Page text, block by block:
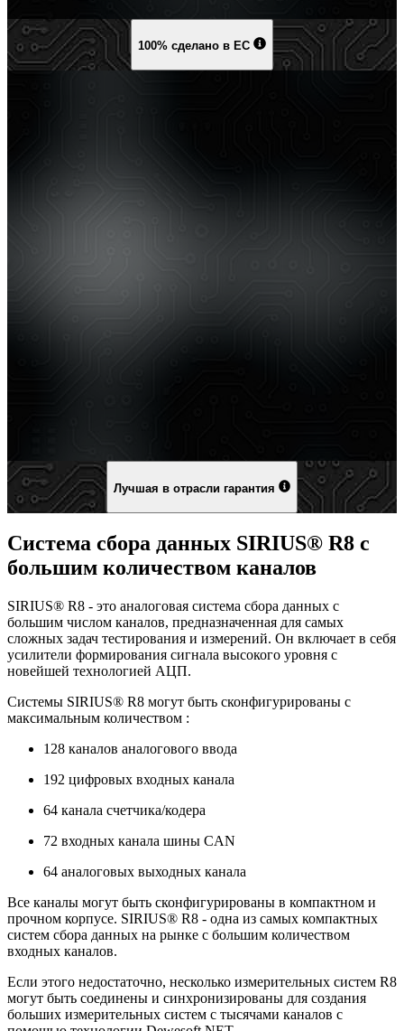
100% сделано в ЕС
Лучшая в отрасли гарантия
Система сбора данных SIRIUS® R8 с
большим количеством каналов
SIRIUS® R8 - это аналоговая система сбора данных с
большим числом каналов, предназначенная для самых
сложных задач тестирования и измерений. Он включает в себя
усилители формирования сигнала высокого уровня с
новейшей технологией АЦП.
Системы SIRIUS® R8 могут быть сконфигурированы с
максимальным количеством :
128 каналов аналогового ввода
192 цифровых входных канала
64 канала счетчика/кодера
72 входных канала шины CAN
64 аналоговых выходных канала
Все каналы могут быть сконфигурированы в компактном и
прочном корпусе. SIRIUS® R8 - одна из самых компактных
систем сбора данных на рынке с большим количеством
входных каналов.
Если этого недостаточно, несколько измерительных систем R8
могут быть соединены и синхронизированы для создания
больших измерительных систем с тысячами каналов с